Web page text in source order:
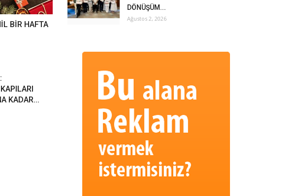
BİR HAFTA
KADAR...
DÖNÜŞÜM...
Ağustos 2, 2026